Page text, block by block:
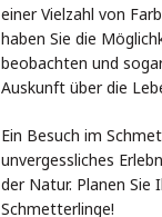
einer Vielzahl von
haben Sie die
beobachten und
Auskunft über die
Ein Besuch im
unvergessliches
der Natur. Planen Sie
Schmetterlinge!